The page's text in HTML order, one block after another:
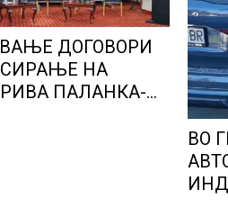
ДОГОВОРИ
НА
ПАЛАНКА-
ВО